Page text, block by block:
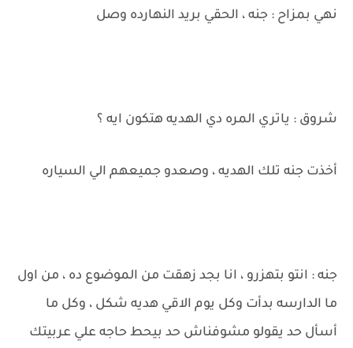
نهي بمزاح : جنه ، الحقي بريد النهارده وصل
شروق : ياتري المره دي الهديه هتكون ايه ؟
أخذت جنه تلك الهديه ، وصعدو جميعهم الي السياره
جنه : انتو بتهزرو ، انا بجد زهقت من الموضوع ده ، من اول
ما الدارسه بدأت وكل يوم الاقي هديه شكل ، وكل ما
أسأل حد يقولو مشوفناش حد بيحط حاجه علي عربيتك